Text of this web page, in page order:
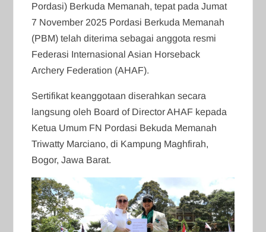
Pordasi) Berkuda Memanah, tepat pada Jumat
7 November 2025 Pordasi Berkuda Memanah
(PBM) telah diterima sebagai anggota resmi
Federasi Internasional Asian Horseback
Archery Federation (AHAF).
Sertifikat keanggotaan diserahkan secara
langsung oleh Board of Director AHAF kepada
Ketua Umum FN Pordasi Bekuda Memanah
Triwatty Marciano, di Kampung Maghfirah,
Bogor, Jawa Barat.